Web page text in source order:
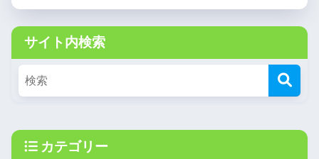
サイト内検索
カテゴリー